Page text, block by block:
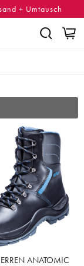
+ Umtausch
ANATOMIC